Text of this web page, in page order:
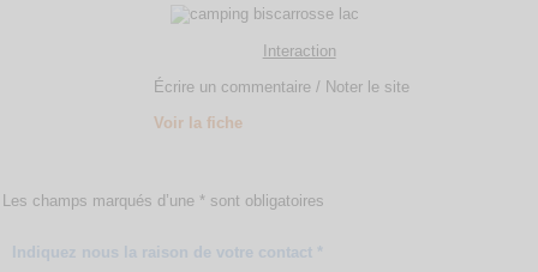
Interaction
Écrire un commentaire / Noter le site
Voir la fiche
Les champs marqués d’une * sont obligatoires
Indiquez nous la raison de votre contact *